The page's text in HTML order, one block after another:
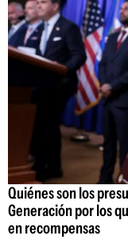
Quiénes son los
Generación por los
en recompensas